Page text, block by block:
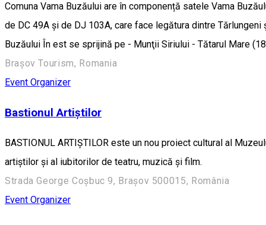
Comuna Vama Buzăului are în componență satele Vama
de DC 49A și de DJ 103A, care face legătura dintre
Buzăului În est se sprijină pe - Munţii Siriului - Tătarul Mare
Brașov Tourism, Romania
Event Organizer
Bastionul Artiștilor
BASTIONUL ARTIȘTILOR este un nou proiect cultural al
artiștilor și al iubitorilor de teatru, muzică și film.
Strada George Coșbuc 9, Brașov 500015, România
Event Organizer